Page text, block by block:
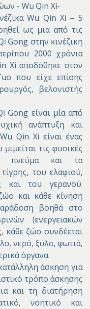
- Wu Qin Xi-
Wu Qin Xi – 5
ως μια από τις
Gong στην κινέζικη
2000 χρόνια
Xi αποδόθηκε στον
που είχε επίσης
βελονιστής
Gong είναι μία από
ανάπτυξη και
Qin Xi είναι ένας
τις φυσικές
πνεύμα και τα
του ελαφιού,
και του γερανού.
και κάθε κίνηση
βοηθά στο
(ενεργειακών
κάθε ζώο συνδέεται
νερό, ξύλο, φωτιά,
όργανα.
άσκηση για
τρόπο άσκησης
και τη διατήρηση
νοητικό και